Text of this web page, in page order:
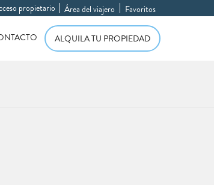
Favoritos
Área del viajero
propietario
ALQUILA TU PROPIEDAD